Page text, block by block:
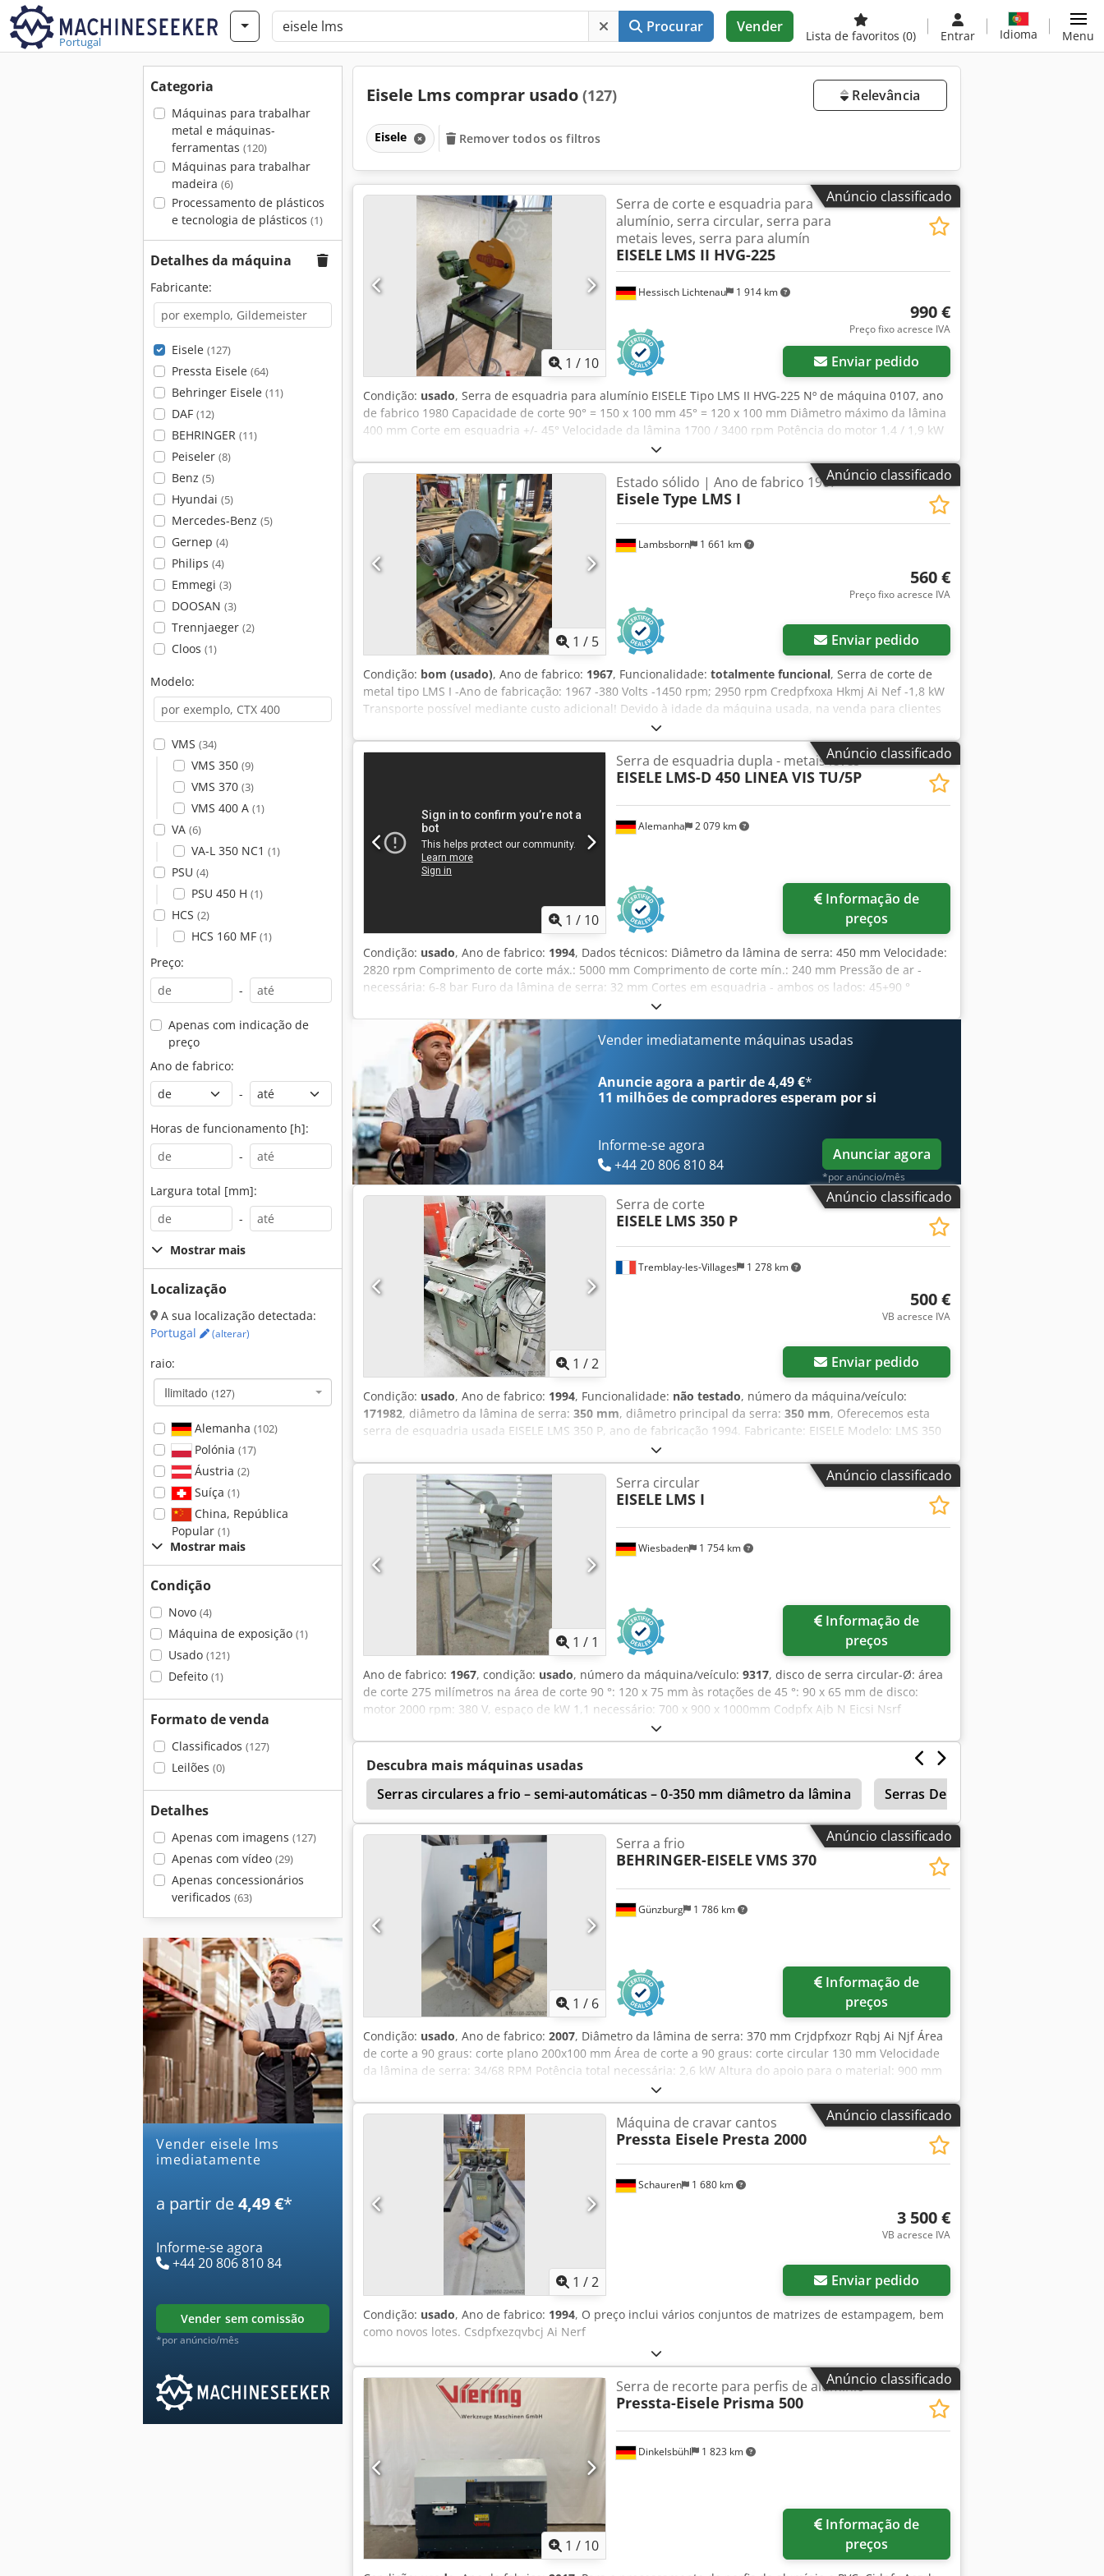
Portugal
Procurar Vender
Lista de favoritos (0) Entrar Idioma Menu
Categoria
Máquinas para trabalhar
metal e máquinas-
ferramentas (120)
Máquinas para trabalhar
madeira (6)
Processamento de plásticos
e tecnologia de plásticos (1)
Detalhes da máquina
Fabricante:
Eisele (127)
Pressta Eisele (64)
Behringer Eisele (11)
DAF (12)
BEHRINGER (11)
Peiseler (8)
Benz (5)
Hyundai (5)
Mercedes-Benz (5)
Gernep (4)
Philips (4)
Emmegi (3)
DOOSAN (3)
Trennjaeger (2)
Cloos (1)
Modelo:
VMS (34)
VMS 350 (9)
VMS 370 (3)
VMS 400 A (1)
VA (6)
VA-L 350 NC1 (1)
PSU (4)
PSU 450 H (1)
HCS (2)
HCS 160 MF (1)
Preço:
-
Apenas com indicação de
preço
Ano de fabrico:
-
Horas de funcionamento [h]:
-
Largura total [mm]:
-
Mostrar mais
Localização
A sua localização detectada:
Portugal
(alterar)
raio:
Ilimitado (127)
Alemanha (102)
Polónia (17)
Áustria (2)
Suíça (1)
China, República
Popular (1)
Mostrar mais
Condição
Novo (4)
Máquina de exposição (1)
Usado (121)
Defeito (1)
Formato de venda
Classificados (127)
Leilões (0)
Detalhes
Apenas com imagens (127)
Apenas com vídeo (29)
Apenas concessionários
verificados (63)
Vender eisele lms
imediatamente
a partir de4,49 €*
Informe-se agora
+44 20 806 810 84
vender sem comissão
*por anúncio/mês
Eisele Lms comprar usado (127) Relevância
Eisele Remover todos os filtros
Anúncio classificado
1 / 10
Hessisch Lichtenau 1 914 km
Serra de corte e esquadria para
alumínio, serra circular, serra para
metais leves, serra para alumín
EISELE LMS II HVG-225
990 €
Preço fixo acresce IVA
Enviar pedido
Condição: usado, Serra de esquadria para alumínio EISELE Tipo LMS II HVG-225 Nº de máquina 0107, ano
de fabrico 1980 Capacidade de corte 90° = 150 x 100 mm 45° = 120 x 100 mm Diâmetro máximo da lâmina
400 mm Corte em esquadria +/- 45° Velocidade da lâmina 1700 / 3400 rpm Potência do motor 1,4 / 1,9 kW
Ligação elétrica 380 Volts, 50 Hz Dimensões da mesa à frente do batente 580 x 350 mm - Motor tipo RF 1,5
/ 4 / 2-7 - Unidade de serra inclinável 45° para a esquerda para cortes angulares - Máquina equipada com
uma lâmina para alumínio Ø 400 mm Crsdpfxezinzre Ai Njf - Bico de ligação para aspiração de aparas Ø
80 mm - Base metálica robusta Dimensões necessárias (CxLxA) 1050 x 1020 x 1700 mm Peso 150 kg Bom
Anúncio classificado
1 / 5
Lambsborn 1 661 km
Estado sólido | Ano de fabrico 1967
Eisele Type LMS I
560 €
Preço fixo acresce IVA
Enviar pedido
Condição: bom (usado), Ano de fabrico: 1967, Funcionalidade: totalmente funcional, Serra de corte de
metal tipo LMS I -Ano de fabricação: 1967 -380 Volts -1450 rpm; 2950 rpm Credpfxoxa Hkmj Ai Nef -1,8 kW
Transporte possível mediante custo adicional! Devido à idade da máquina usada, na venda para clientes
Anúncio classificado
1 / 10
Alemanha 2 079 km
Serra de esquadria dupla - metais leves
EISELE LMS-D 450 LINEA VIS TU/5P
preços
Condição: usado, Ano de fabrico: 1994, Dados técnicos: Diâmetro da lâmina de serra: 450 mm Velocidade:
2820 rpm Comprimento de corte máx.: 5000 mm Comprimento de corte mín.: 240 mm Pressão de ar -
necessária: 6-8 bar Furo da lâmina de serra: 32 mm Cortes em esquadria - ambos os lados: 45+90 °
Ligação de ar comprimido: 6 - 8 bar Potência total necessária: aprox. 4,6 kW Peso da máquina: aprox. 1,1
toneladas Dimensões da máquina aprox. CxLxA: 6,05x1,49x1,79 m Outras caraterísticas da máquina: -
Dispositivo de fixação: pneumático vertical e horizontal - Dispositivo pneumático de pulverização de névoa
- Pés da máquina reguláveis em altura - suportes de material móveis com serra comando bimanual -
contador de peças Diâmetro de corte em função da velocidade e da lâmina de serra, de acordo com o
diagrama da gama de corte. Velocidade de corte a 2820 rpm e Ø da lâmina de serra = 66 m/s. Acessórios:
- 2 lâminas de serra sobressalentes Cjdpfx Asu Nigkji Njrf
Vender imediatamente máquinas usadas
Anuncie agora a partir de 4,49 €*
11 milhões de compradoresesperam por si
Informe-se agora
+44 20 806 810 84
Anunciar agora
*por anúncio/mês
Anúncio classificado
Solicitar mais imagens
1 /2
Tremblay-les-Villages 1 278 km
Serra de corte
EISELE LMS 350 P
500 €
VB acresce IVA
Enviar pedido
Condição: usado, Ano de fabrico: 1994, Funcionalidade: não testado, número da máquina/veículo:
171982, diâmetro da lâmina de serra: 350 mm, diâmetro principal da serra: 350 mm, Oferecemos esta
serra de esquadria usada EISELE LMS 350 P, ano de fabricação 1994. Fabricante: EISELE Modelo: LMS 350
P Cjdpfx Aijy D H Dwe Njrf Número de série: 171982 Ano de fabricação: 1994 Tensão: 380 V Com comando
por botões duplos e morsas pneumáticas Equipada com lâmina para madeira Se tiver alguma dúvida ou
precisar de mais informações, não hesite em nos enviar uma mensagem ou ligar.
Anúncio classificado
Solicitar mais imagens
1 / 1
Wiesbaden 1 754 km
Serra circular
EISELE LMS I
preços
Ano de fabrico: 1967, condição: usado, número da máquina/veículo: 9317, disco de serra circular-Ø: área
de corte 275 milímetros na área de corte 90 °: 120 x 75 mm às rotações de 45 °: 90 x 65 mm de disco:
motor 2000 rpm: 380 V, espaço de kW 1,1 necessário: 700 x 900 x 1000mm Codpfx Ajb N Eicsi Nsrf
Descubra mais máquinas usadas
Serras circulares a frio – semi-automáticas – 0-350 mm diâmetro da lâmina
Serras De Frio
Berg & Schmid Prensa Pneumática Vks
Anúncio classificado
1 / 6
Günzburg 1 786 km
Serra a frio
BEHRINGER-EISELE VMS 370
preços
Condição: usado, Ano de fabrico: 2007, Diâmetro da lâmina de serra: 370 mm Crjdpfxozr Rqbj Ai Njf Área
de corte a 90 graus: corte plano 200x100 mm Área de corte a 90 graus: corte circular 130 mm Velocidade
da lâmina de serra: 34/68 RPM Potência total necessária: 2,6 kW Altura do apoio para o material: 900 mm
Espaço necessário: aproximadamente 1335x865x2175 m Peso da máquina: aproximadamente 430 kg
Anúncio classificado
Solicitar mais imagens
1 /2
Schauren 1 680 km
Máquina de cravar cantos
Pressta Eisele Presta 2000
3 500 €
VB acresce IVA
Enviar pedido
Condição: usado, Ano de fabrico: 1994, O preço inclui vários conjuntos de matrizes de estampagem, bem
como novos lotes. Csdpfxezqvbcj Ai Nerf
Anúncio classificado
1 / 10
Dinkelsbühl 1 823 km
Serra de recorte para perfis de alumínio
Pressta-Eisele Prisma 500
preços